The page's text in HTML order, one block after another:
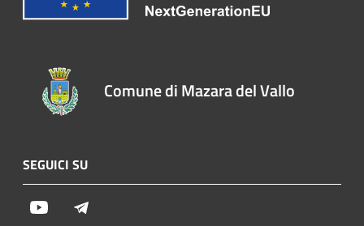
Comune di Mazara del Vallo
SEGUICI SU
Youtube